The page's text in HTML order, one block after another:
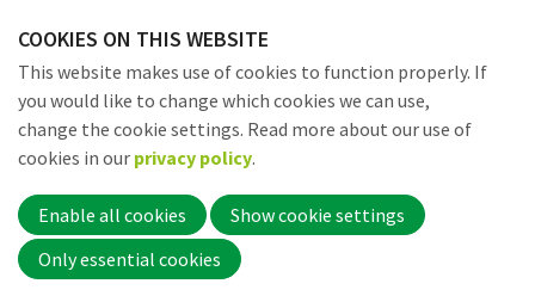
links
Jump
to
navigation
to
main
content
COOKIES ON THIS WEBSITE
This website makes use of cookies to function properly. If
you would like to change which cookies we can use,
change the cookie settings. Read more about our use of
cookies in our privacy policy.
Enable all cookies
Show cookie settings
Only essential cookies